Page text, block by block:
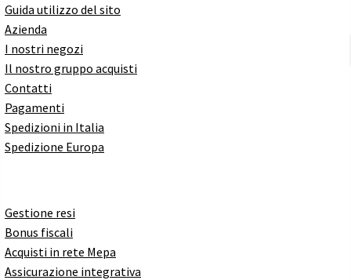
Guida utilizzo del sito
Azienda
I nostri negozi
Il nostro gruppo acquisti
Contatti
Pagamenti
Spedizioni in Italia
Spedizione Europa
Gestione resi
Bonus fiscali
Acquisti in rete Mepa
Assicurazione integrativa